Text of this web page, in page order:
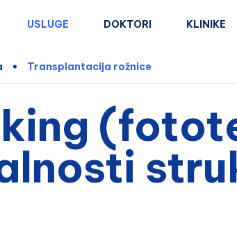
USLUGE DOKTORI KLINIKE
Transplantacija rožnice